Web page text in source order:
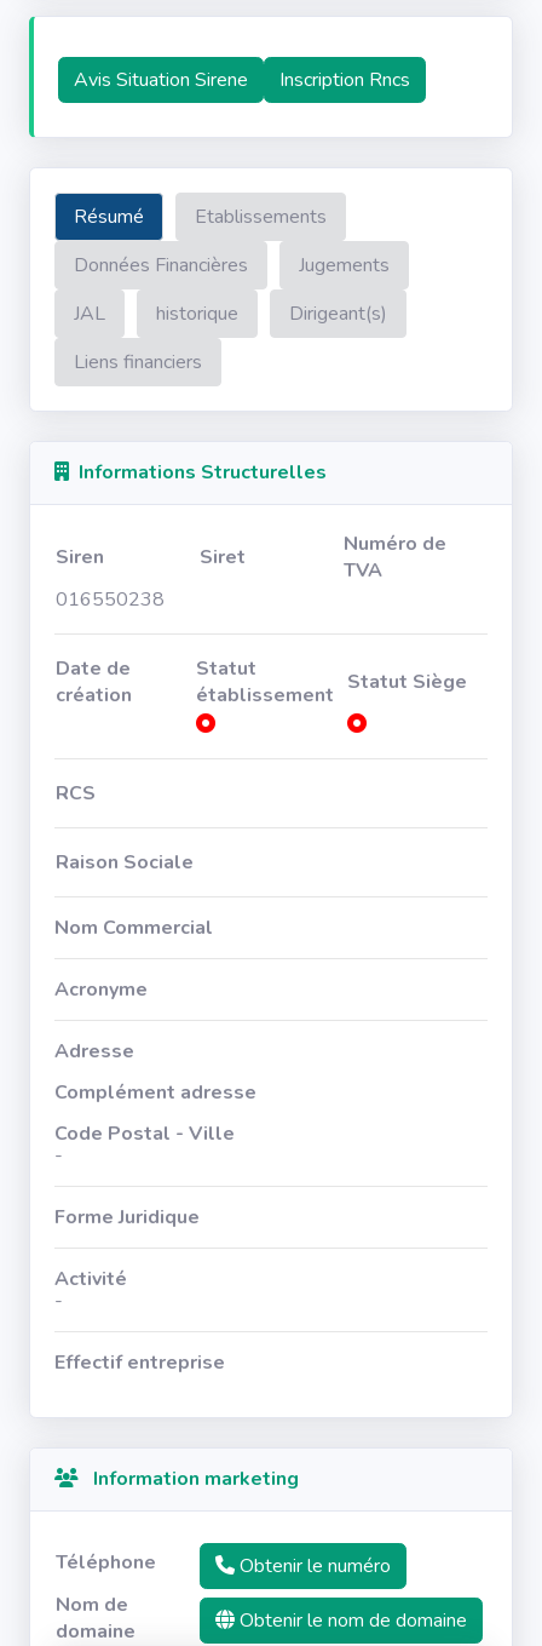
Avis Situation Sirene Inscription Rncs
Résumé
Etablissements
Données Financières
Jugements
JAL
historique
Dirigeant(s)
Liens financiers
Informations Structurelles
Siren Siret
Numéro de
TVA
016550238
Date de
création
Statut
établissement Statut Siège
RCS
Raison Sociale
Nom Commercial
Acronyme
Adresse
Complément adresse
Code Postal - Ville
-
Forme Juridique
Activité
-
Effectif entreprise
Information marketing
Téléphone
Obtenir le numéro
Nom de
domaine
Obtenir le nom de domaine